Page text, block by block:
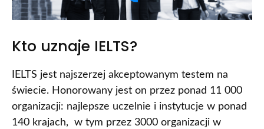
Kto uznaje IELTS?
IELTS jest najszerzej akceptowanym testem na
świecie. Honorowany jest on przez ponad 11 000
organizacji: najlepsze uczelnie i instytucje w ponad
140 krajach, w tym przez 3000 organizacji w